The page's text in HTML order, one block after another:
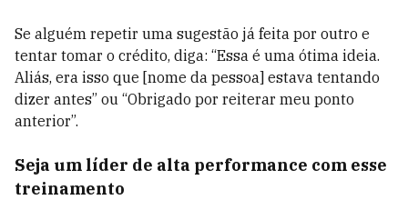
Se alguém repetir uma sugestão já feita por outro e
tentar tomar o crédito, diga: “Essa é uma ótima ideia.
Aliás, era isso que [nome da pessoa] estava tentando
dizer antes” ou “Obrigado por reiterar meu ponto
anterior”.
Seja um líder de alta performance com esse
treinamento